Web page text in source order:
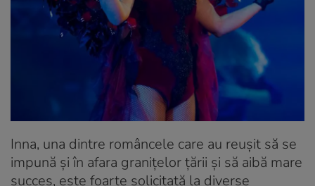
Inna, una dintre româncele care au reușit să se
impună și în afara granițelor țării și să aibă mare
succes, este foarte solicitată la diverse